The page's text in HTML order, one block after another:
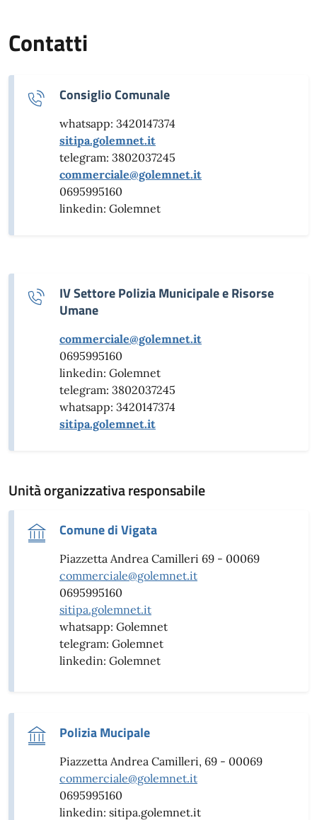
Contatti
Consiglio Comunale
whatsapp: 3420147374
sitipa.golemnet.it
telegram: 3802037245
commerciale@golemnet.it
0695995160
linkedin: Golemnet
IV Settore Polizia Municipale e Risorse
Umane
commerciale@golemnet.it
0695995160
linkedin: Golemnet
telegram: 3802037245
whatsapp: 3420147374
sitipa.golemnet.it
Unità organizzativa responsabile
Comune di Vigata
Piazzetta Andrea Camilleri 69 - 00069
commerciale@golemnet.it
0695995160
sitipa.golemnet.it
whatsapp: Golemnet
telegram: Golemnet
linkedin: Golemnet
Polizia Mucipale
Piazzetta Andrea Camilleri, 69 - 00069
commerciale@golemnet.it
0695995160
linkedin: sitipa.golemnet.it